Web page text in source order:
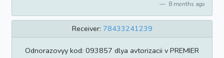
8 months ago
Receiver: 78433241239
Odnorazovyy kod: 093857 dlya avtorizacii v PREMIER